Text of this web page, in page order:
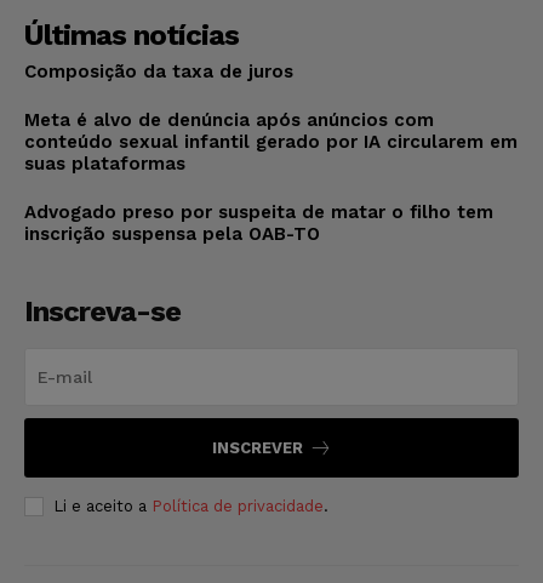
Últimas notícias
Composição da taxa de juros
Meta é alvo de denúncia após anúncios com
conteúdo sexual infantil gerado por IA circularem em
suas plataformas
Advogado preso por suspeita de matar o filho tem
inscrição suspensa pela OAB-TO
Inscreva-se
INSCREVER
Li e aceito a Política de privacidade.